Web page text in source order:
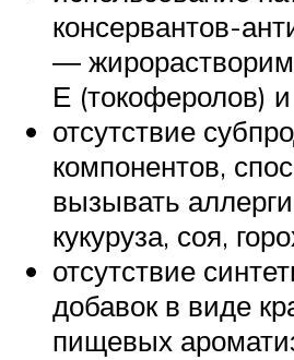
консервантов-
―
Е (токоферолов)
отсутствие
компонентов,
вызывать
кукуруза, соя,
отсутствие
добавок в виде
пищевых